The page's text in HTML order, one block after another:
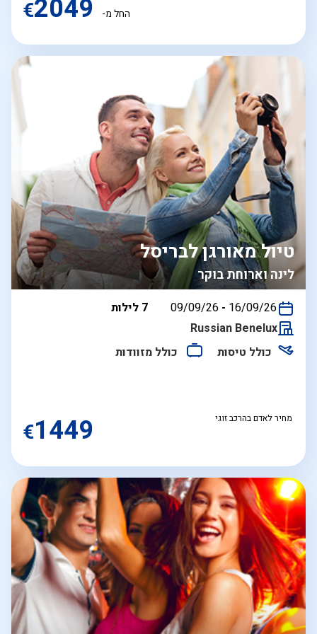
החל מ- €2049
לינה וארוחת בוקר
טיול מאורגן לבריסל
בין
09/09/26 - 16/09/26
7 לילות
Russian Benelux
כולל טיסות
כולל מזוודות
מחיר לאדם בהרכב זוגי €1449